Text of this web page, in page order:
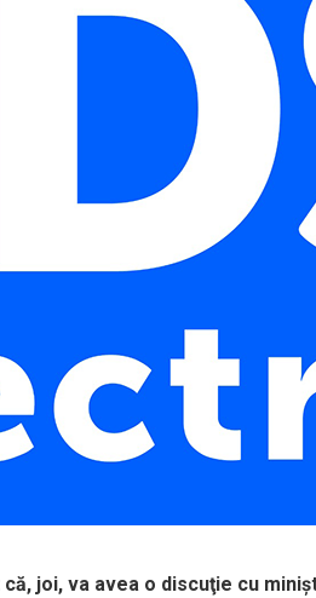
joi, va avea o discuţie cu